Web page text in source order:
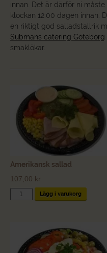
innan. Det är därför ni
klockan 12:00 dagen innan.
en riktigt god salladstallrik
Submans catering Göteborg
smaklökar.
Amerikansk sallad
107,00 kr
Amerikansk
sallad
Lägg i varukorg